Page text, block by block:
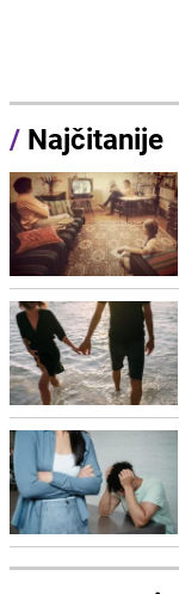
/ Najčitanije